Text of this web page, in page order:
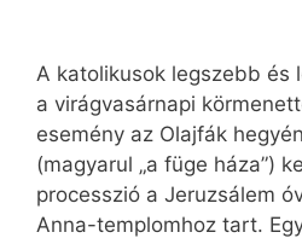
A katolikusok legszebb és
a virágvasárnapi
esemény az Olajfák
(magyarul „a füge háza”)
processzió a Jeruzsálem
Anna-templomhoz tart.